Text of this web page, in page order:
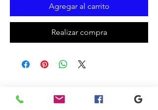
Agregar al carrito
Realizar compra
Productos